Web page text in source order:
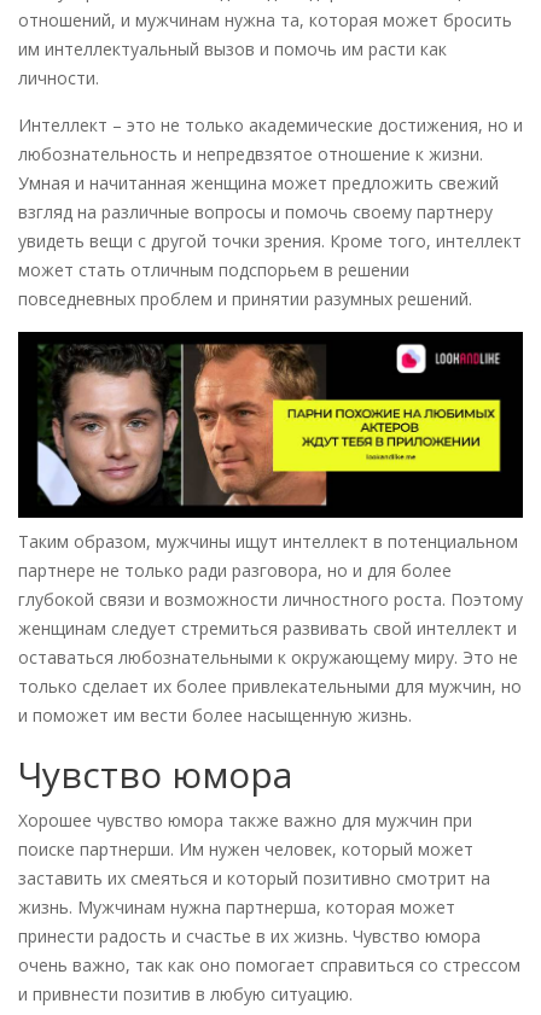
отношений, и мужчинам нужна та, которая может бросить
им интеллектуальный вызов и помочь им расти как
личности.
Интеллект – это не только академические достижения, но и
любознательность и непредвзятое отношение к жизни.
Умная и начитанная женщина может предложить свежий
взгляд на различные вопросы и помочь своему партнеру
увидеть вещи с другой точки зрения. Кроме того, интеллект
может стать отличным подспорьем в решении
повседневных проблем и принятии разумных решений.
Таким образом, мужчины ищут интеллект в потенциальном
партнере не только ради разговора, но и для более
глубокой связи и возможности личностного роста. Поэтому
женщинам следует стремиться развивать свой интеллект и
оставаться любознательными к окружающему миру. Это не
только сделает их более привлекательными для мужчин, но
и поможет им вести более насыщенную жизнь.
Чувство юмора
Хорошее чувство юмора также важно для мужчин при
поиске партнерши. Им нужен человек, который может
заставить их смеяться и который позитивно смотрит на
жизнь. Мужчинам нужна партнерша, которая может
принести радость и счастье в их жизнь. Чувство юмора
очень важно, так как оно помогает справиться со стрессом
и привнести позитив в любую ситуацию.